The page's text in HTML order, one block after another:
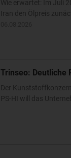
Wie erwartet: Im Juli
Iran den Ölpreis
Trinseo: Deutliche
Der
PS-HI will das